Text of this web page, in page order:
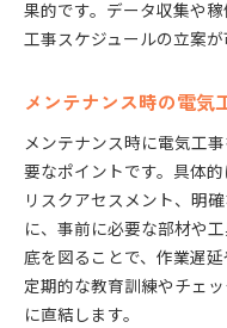
ダウンタイム
スマートファ
果的です。データ収集や
工事スケジュールの立案が
メンテナンス時の電気
メンテナンス時に電気工
要なポイントです。具体
リスクアセスメント、明
に、事前に必要な部材や
底を図ることで、作業遅
定期的な教育訓練やチェ
に直結します。